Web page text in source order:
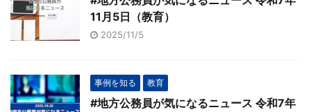
11月5日（教育）
2025/11/5
事例を知る 教育
#地方公務員が気になるニュース 令和7年